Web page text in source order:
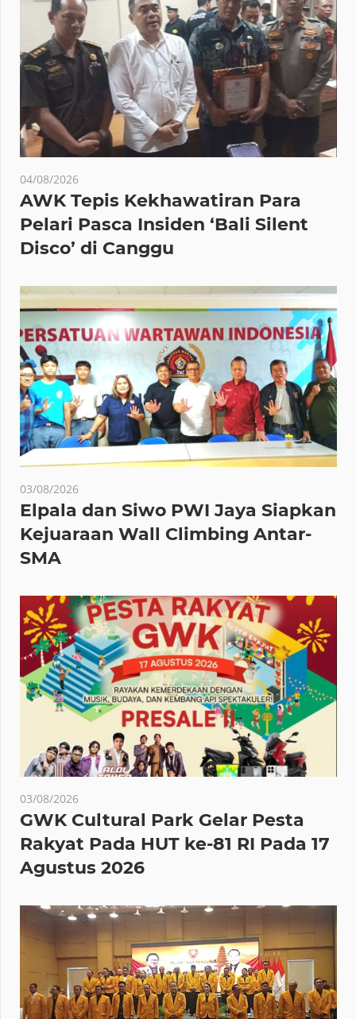
04/08/2026
AWK Tepis Kekhawatiran Para
Pelari Pasca Insiden ‘Bali Silent
Disco’ di Canggu
03/08/2026
Elpala dan Siwo PWI Jaya Siapkan
Kejuaraan Wall Climbing Antar-
SMA
03/08/2026
GWK Cultural Park Gelar Pesta
Rakyat Pada HUT ke-81 RI Pada 17
Agustus 2026